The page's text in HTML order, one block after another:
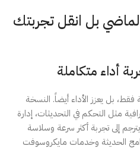
بل انقل تجربتك
الحماية فقط، بل يعزز الأداء أيضاً. النسخة
مثل التحكم في التحديثات، إدارة
إلى تجربة أكثر سرعة وسلاسة
الحديثة وخدمات مايكروسوفت